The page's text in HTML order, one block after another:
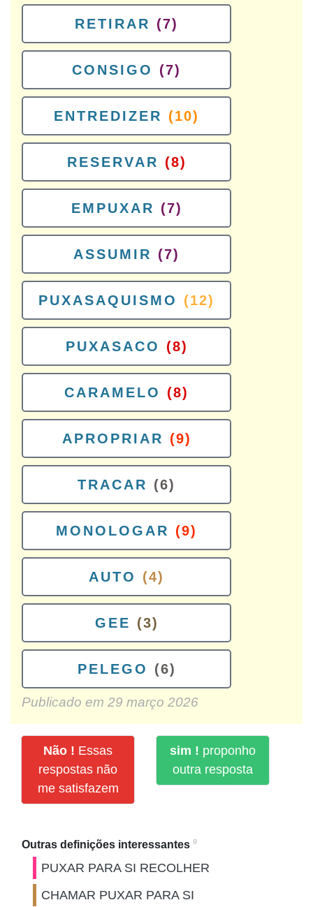
RETIRAR (7)
CONSIGO (7)
ENTREDIZER (10)
RESERVAR (8)
EMPUXAR (7)
ASSUMIR (7)
PUXASAQUISMO (12)
PUXASACO (8)
CARAMELO (8)
APROPRIAR (9)
TRACAR (6)
MONOLOGAR (9)
AUTO (4)
GEE (3)
PELEGO (6)
Publicado em 29 março 2026
Não ! Essas
respostas não
me satisfazem
sim ! proponho
outra resposta
Outras definições interessantes 9
PUXAR PARA SI RECOLHER
CHAMAR PUXAR PARA SI